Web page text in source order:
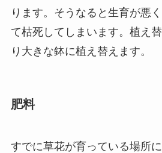
ります。そうなると生育が悪
て枯死してしまいます。植え
り大きな鉢に植え替えます。
肥料
すでに草花が育っている場所